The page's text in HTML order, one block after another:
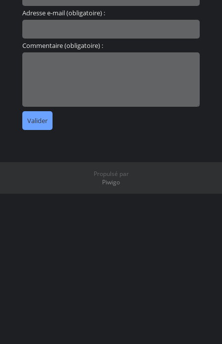
Adresse e-mail (obligatoire) :
Commentaire (obligatoire) :
Propulsé par
Piwigo